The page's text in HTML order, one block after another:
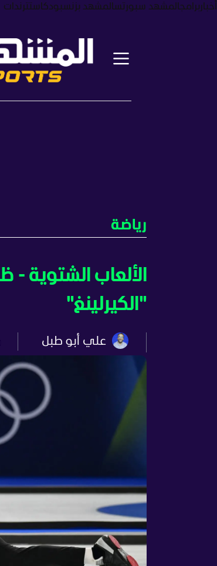
أخبار برامجالمشهد سبورتسالمشهد بزنسبودكاستترندات
رياضة
الألعاب
"الكيرلينغ"
علي أبو طبل